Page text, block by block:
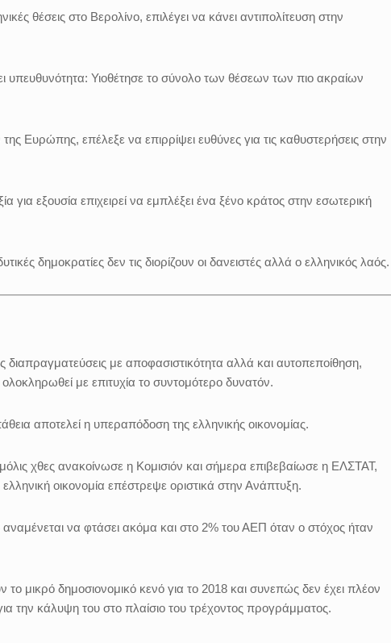
θέσεις στο Βερολίνο, επιλέγει να κάνει αντιπολίτευση στην
υπευθυνότητα: Υιοθέτησε το σύνολο των θέσεων των πιο ακραίων
Ευρώπης, επέλεξε να επιρρίψει ευθύνες για τις καθυστερήσεις στην
για εξουσία επιχειρεί να εμπλέξει ένα ξένο κράτος στην εσωτερική
δημοκρατίες δεν τις διορίζουν οι δανειστές αλλά ο ελληνικός λαός.
διαπραγματεύσεις με αποφασιστικότητα αλλά και αυτοπεποίθηση,
με επιτυχία το συντομότερο δυνατόν.
αποτελεί η υπεραπόδοση της ελληνικής οικονομίας.
χθες ανακοίνωσε η Κομισιόν και σήμερα επιβεβαίωσε η ΕΛΣΤΑΤ,
οικονομία επέστρεψε οριστικά στην Ανάπτυξη.
να φτάσει ακόμα και στο 2% του ΑΕΠ όταν ο στόχος ήταν
μικρό δημοσιονομικό κενό για το 2018 και συνεπώς δεν έχει πλέον
την κάλυψη του στο πλαίσιο του τρέχοντος προγράμματος.